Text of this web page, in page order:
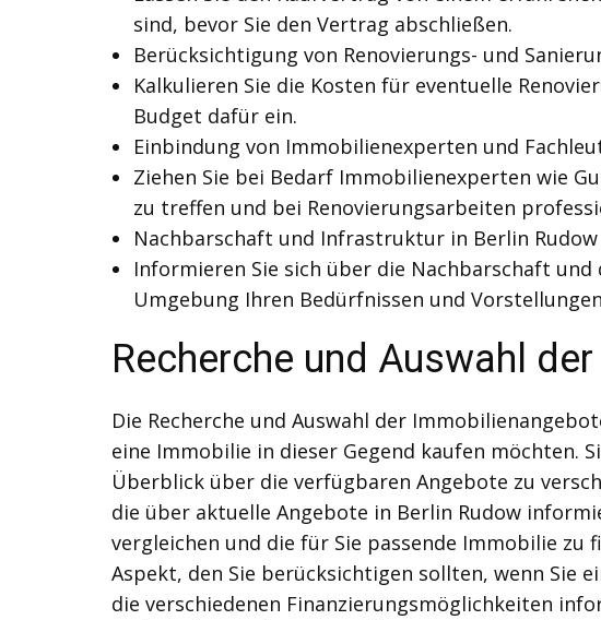
sind, bevor Sie den Vertrag abschließen.
Berücksichtigung von Renovierungs- und
Kalkulieren Sie die Kosten für eventuelle
Budget dafür ein.
Einbindung von Immobilienexperten und
Ziehen Sie bei Bedarf Immobilienexperten wie
zu treffen und bei Renovierungsarbeiten
Nachbarschaft und Infrastruktur in Berlin Rudow
Informieren Sie sich über die Nachbarschaft
Umgebung Ihren Bedürfnissen und
Recherche und Auswahl
Die Recherche und Auswahl der
eine Immobilie in dieser Gegend kaufen möchten.
Überblick über die verfügbaren Angebote zu
die über aktuelle Angebote in Berlin Rudow
vergleichen und die für Sie passende Immobilie
Aspekt, den Sie berücksichtigen sollten, wenn Sie
die verschiedenen Finanzierungsmöglichkeiten